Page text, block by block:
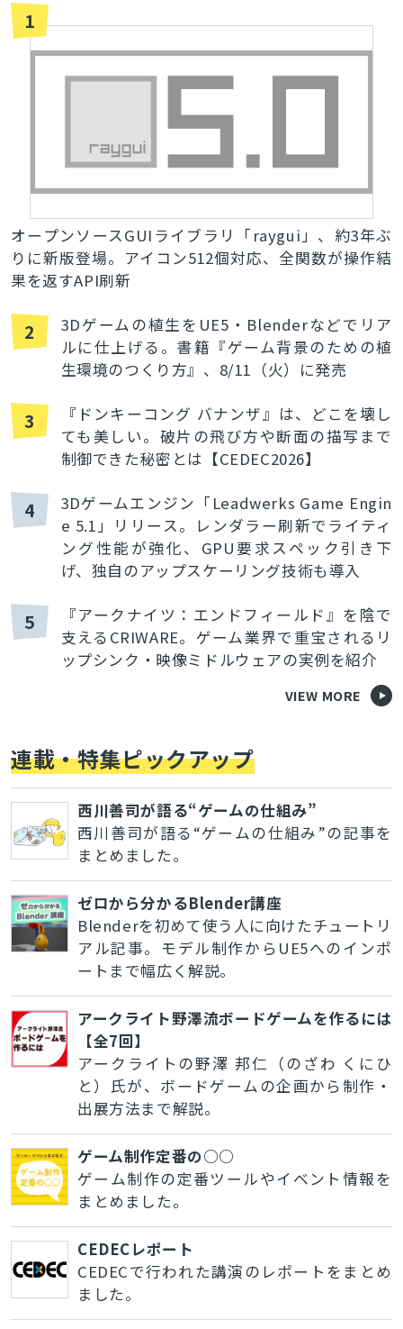
1
オープンソースGUIライブラリ「raygui」、約3年ぶ
りに新版登場。アイコン512個対応、全関数が操作結
果を返すAPI刷新
2
3Dゲームの植生をUE5・Blenderなどでリア
ルに仕上げる。書籍『ゲーム背景のための植
生環境のつくり方』、8/11（火）に発売
3
『ドンキーコング バナンザ』は、どこを壊し
ても美しい。破片の飛び方や断面の描写まで
制御できた秘密とは【CEDEC2026】
4
3Dゲームエンジン「Leadwerks Game Engin
e 5.1」リリース。レンダラー刷新でライティ
ング性能が強化、GPU要求スペック引き下
げ、独自のアップスケーリング技術も導入
5
『アークナイツ：エンドフィールド』を陰で
支えるCRIWARE。ゲーム業界で重宝されるリ
ップシンク・映像ミドルウェアの実例を紹介
VIEW MORE
連載・特集ピックアップ
西川善司が語る“ゲームの仕組み”
西川善司が語る“ゲームの仕組み”の記事を
まとめました。
ゼロから分かるBlender講座
Blenderを初めて使う人に向けたチュートリ
アル記事。モデル制作からUE5へのインポ
ートまで幅広く解説。
アークライト野澤流ボードゲームを作るには
【全7回】
アークライトの野澤 邦仁（のざわ くにひ
と）氏が、ボードゲームの企画から制作・
出展方法まで解説。
ゲーム制作定番の○○
ゲーム制作の定番ツールやイベント情報を
まとめました。
CEDECレポート
CEDECで行われた講演のレポートをまとめ
ました。